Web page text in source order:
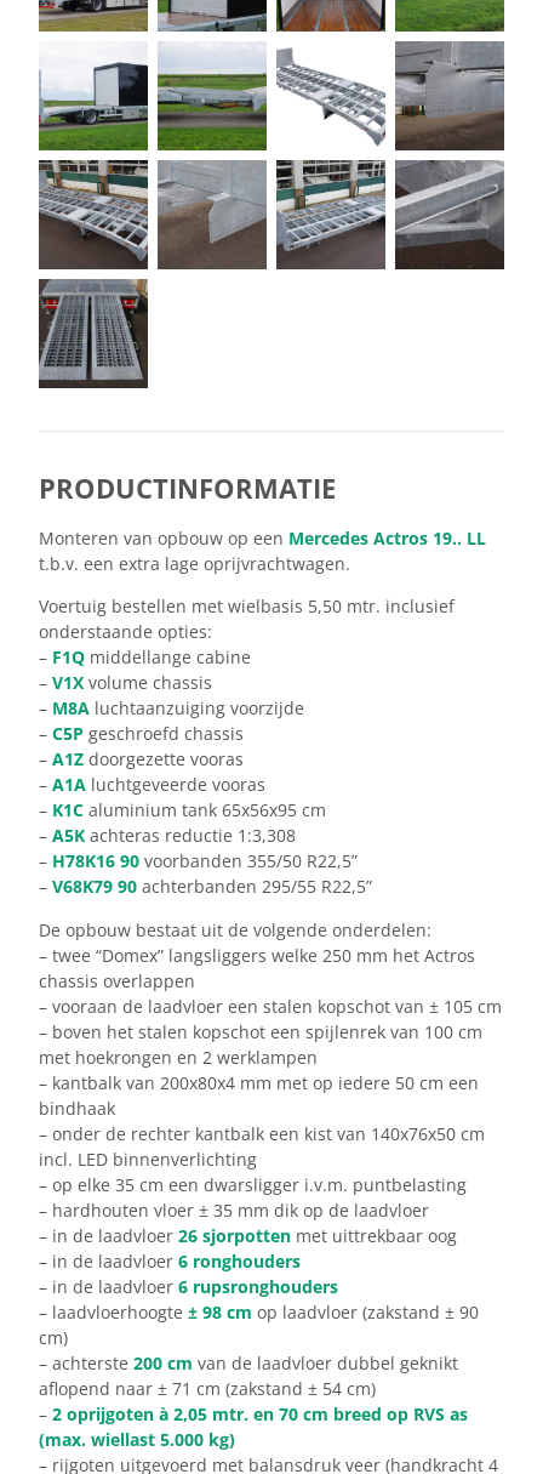
PRODUCTINFORMATIE
Monteren van opbouw op een Mercedes Actros 19.. LL
t.b.v. een extra lage oprijvrachtwagen.
Voertuig bestellen met wielbasis 5,50 mtr. inclusief
onderstaande opties:
– F1Q middellange cabine
– V1X volume chassis
– M8A luchtaanzuiging voorzijde
– C5P geschroefd chassis
– A1Z doorgezette vooras
– A1A luchtgeveerde vooras
– K1C aluminium tank 65x56x95 cm
– A5K achteras reductie 1:3,308
– H78K16 90 voorbanden 355/50 R22,5”
– V68K79 90 achterbanden 295/55 R22,5”
De opbouw bestaat uit de volgende onderdelen:
– twee “Domex” langsliggers welke 250 mm het Actros
chassis overlappen
– vooraan de laadvloer een stalen kopschot van ± 105 cm
– boven het stalen kopschot een spijlenrek van 100 cm
met hoekrongen en 2 werklampen
– kantbalk van 200x80x4 mm met op iedere 50 cm een
bindhaak
– onder de rechter kantbalk een kist van 140x76x50 cm
incl. LED binnenverlichting
– op elke 35 cm een dwarsligger i.v.m. puntbelasting
– hardhouten vloer ± 35 mm dik op de laadvloer
– in de laadvloer 26 sjorpotten met uittrekbaar oog
– in de laadvloer 6 ronghouders
– in de laadvloer 6 rupsronghouders
– laadvloerhoogte ± 98 cm op laadvloer (zakstand ± 90
cm)
– achterste 200 cm van de laadvloer dubbel geknikt
aflopend naar ± 71 cm (zakstand ± 54 cm)
– 2 oprijgoten à 2,05 mtr. en 70 cm breed op RVS as
(max. wiellast 5.000 kg)
– rijgoten uitgevoerd met balansdruk veer (handkracht 4